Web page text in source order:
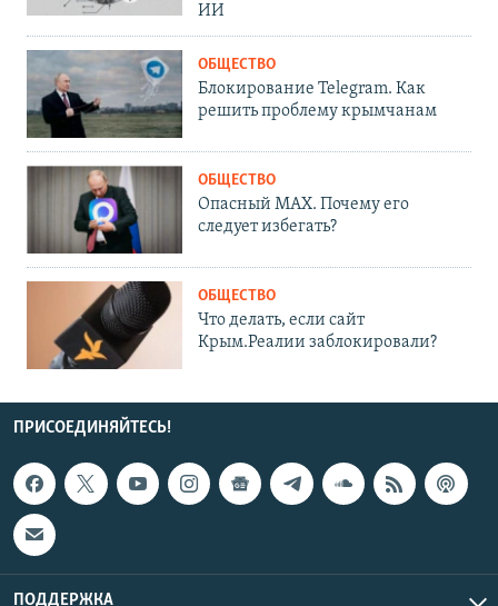
ИИ
ОБЩЕСТВО
Блокирование Telegram. Как
решить проблему крымчанам
ОБЩЕСТВО
Опасный MAX. Почему его
следует избегать?
ОБЩЕСТВО
Что делать, если сайт
Крым.Реалии заблокировали?
ПРИСОЕДИНЯЙТЕСЬ!
ПОДДЕРЖКА